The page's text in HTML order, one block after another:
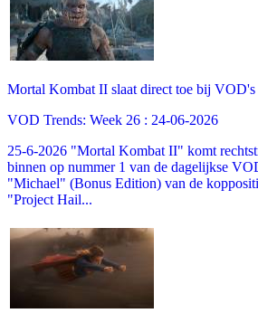
Mortal Kombat II slaat direct toe bij VOD's
VOD Trends: Week 26 : 24-06-2026
25-6-2026 "Mortal Kombat II" komt
binnen op nummer 1 van de dagelijkse
"Michael" (Bonus Edition) van de
"Project Hail...